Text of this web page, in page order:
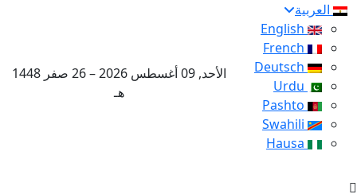
العربية
الأحد, 09 أغسطس 2026 – 26 صفر 1448
هـ